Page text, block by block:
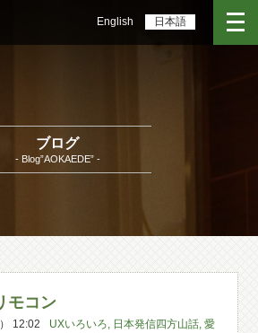
English 日本語
ブログ
- Blog”AOKAEDE” -
モコン
12:02 UXいろいろ, 日本発信四方山話,愛